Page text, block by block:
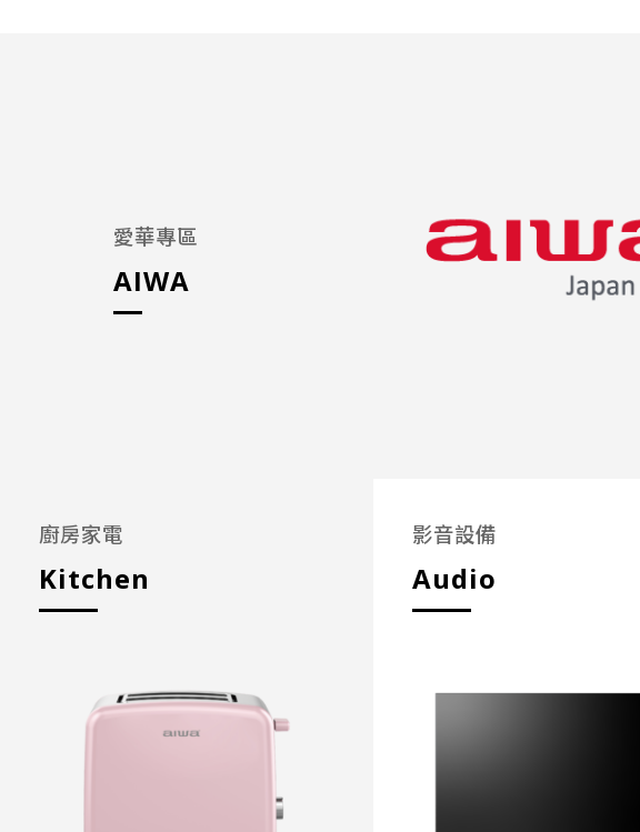
愛華專區
AIWA
廚房家電
Kitchen
影音設備
Audio